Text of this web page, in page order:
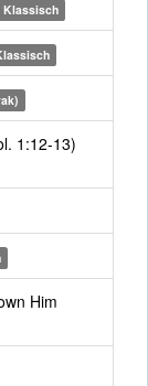
Klassisch
1:12-13)
Him